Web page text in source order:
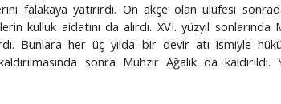
falakaya yatırırdı. On akçe olan ulufesi
kulluk aidatını da alırdı. XVI. yüzyıl sonlarında
Bunlara her üç yılda bir devir atı ismiyle
sonra Muhzır Ağalık da kaldırıldı.